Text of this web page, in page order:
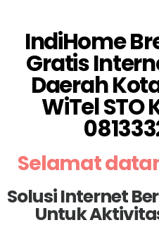
IndiHome
Gratis
Daerah
WiTel
Selamat
Solusi Internet
Untuk